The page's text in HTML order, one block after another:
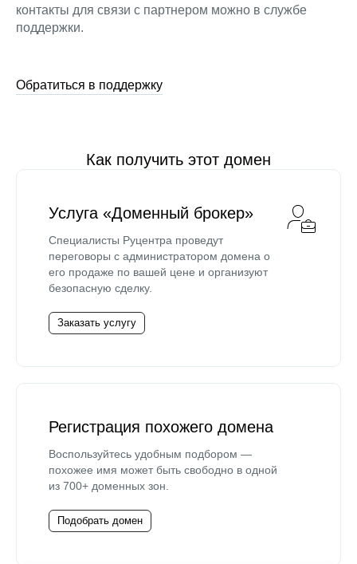
контакты для связи с партнером можно в службе
поддержки.
Обратиться в поддержку
Как получить этот домен
Услуга «Доменный брокер»
Специалисты Руцентра проведут
переговоры с администратором домена о
его продаже по вашей цене и организуют
безопасную сделку.
Заказать услугу
Регистрация похожего домена
Воспользуйтесь удобным подбором —
похожее имя может быть свободно в одной
из 700+ доменных зон.
Подобрать домен